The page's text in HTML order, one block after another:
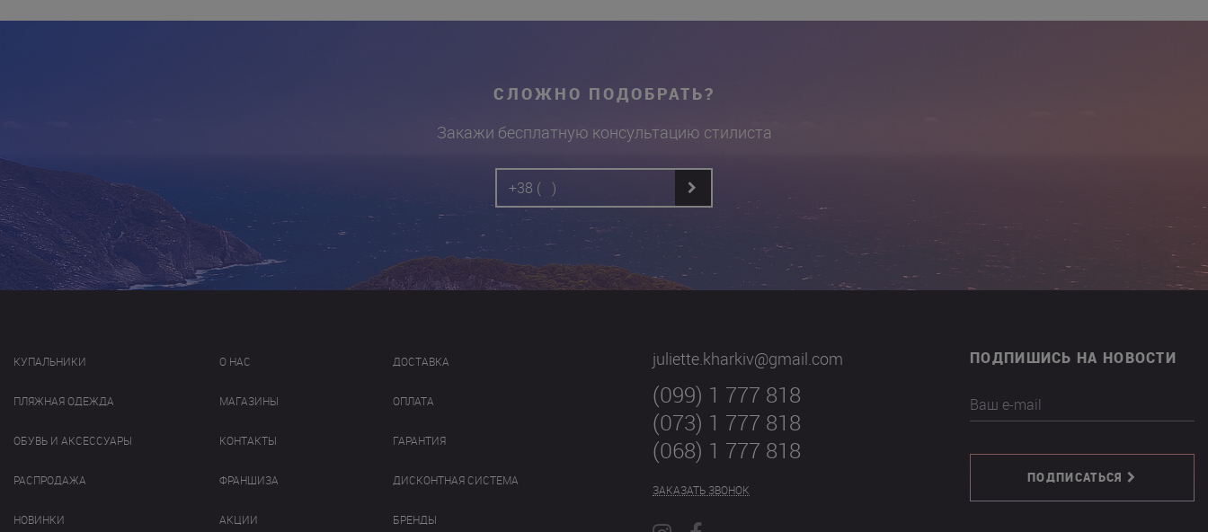
СЛОЖНО ПОДОБРАТЬ?
Закажи бесплатную консультацию стилиста
КУПАЛЬНИКИ
ПЛЯЖНАЯ ОДЕЖДА
ОБУВЬ И АКСЕССУАРЫ
РАСПРОДАЖА
НОВИНКИ
О НАС
МАГАЗИНЫ
КОНТАКТЫ
ФРАНШИЗА
АКЦИИ
ДОСТАВКА
ОПЛАТА
ГАРАНТИЯ
ДИСКОНТНАЯ СИСТЕМА
БРЕНДЫ
juliette.kharkiv@gmail.com
(099) 1 777 818
(073) 1 777 818
(068) 1 777 818
ЗАКАЗАТЬ ЗВОНОК
ПОДПИШИСЬ НА НОВОСТИ
Ваш e-mail
ПОДПИСАТЬСЯ